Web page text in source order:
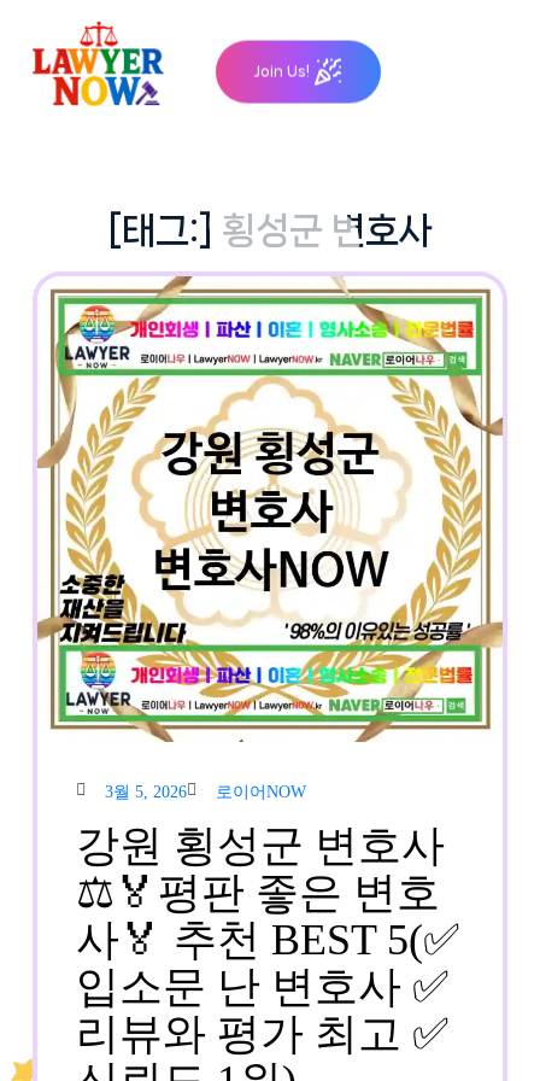
content
Join Us!
[태그:] 횡성군 변호사
3월 5, 2026
5,
2026
로이어NOW
어
NOW
강원 횡성군 변호사
⚖️🏅평판 좋은 변호
사🏅 추천 BEST 5(✅
입소문 난 변호사 ✅
리뷰와 평가 최고 ✅